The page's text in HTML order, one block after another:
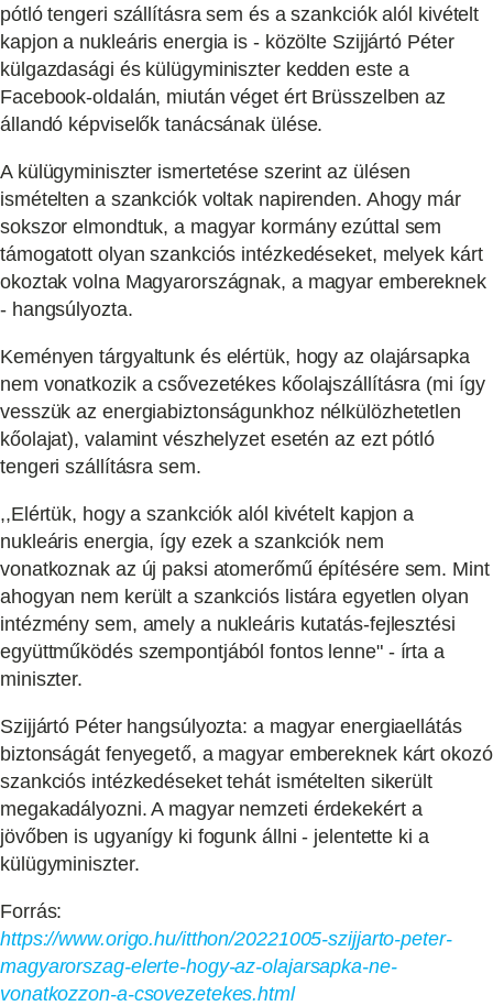
pótló tengeri szállításra sem és a szankciók alól kivételt
kapjon a nukleáris energia is - közölte Szijjártó Péter
külgazdasági és külügyminiszter kedden este a
Facebook-oldalán, miután véget ért Brüsszelben az
állandó képviselők tanácsának ülése.
A külügyminiszter ismertetése szerint az ülésen
ismételten a szankciók voltak napirenden. Ahogy már
sokszor elmondtuk, a magyar kormány ezúttal sem
támogatott olyan szankciós intézkedéseket, melyek kárt
okoztak volna Magyarországnak, a magyar embereknek
- hangsúlyozta.
Keményen tárgyaltunk és elértük, hogy az olajársapka
nem vonatkozik a csővezetékes kőolajszállításra (mi így
vesszük az energiabiztonságunkhoz nélkülözhetetlen
kőolajat), valamint vészhelyzet esetén az ezt pótló
tengeri szállításra sem.
,,Elértük, hogy a szankciók alól kivételt kapjon a
nukleáris energia, így ezek a szankciók nem
vonatkoznak az új paksi atomerőmű építésére sem. Mint
ahogyan nem került a szankciós listára egyetlen olyan
intézmény sem, amely a nukleáris kutatás-fejlesztési
együttműködés szempontjából fontos lenne" - írta a
miniszter.
Szijjártó Péter hangsúlyozta: a magyar energiaellátás
biztonságát fenyegető, a magyar embereknek kárt okozó
szankciós intézkedéseket tehát ismételten sikerült
megakadályozni. A magyar nemzeti érdekekért a
jövőben is ugyanígy ki fogunk állni - jelentette ki a
külügyminiszter.
Forrás:
https://www.origo.hu/itthon/20221005-szijjarto-peter-
magyarorszag-elerte-hogy-az-olajarsapka-ne-
vonatkozzon-a-csovezetekes.html